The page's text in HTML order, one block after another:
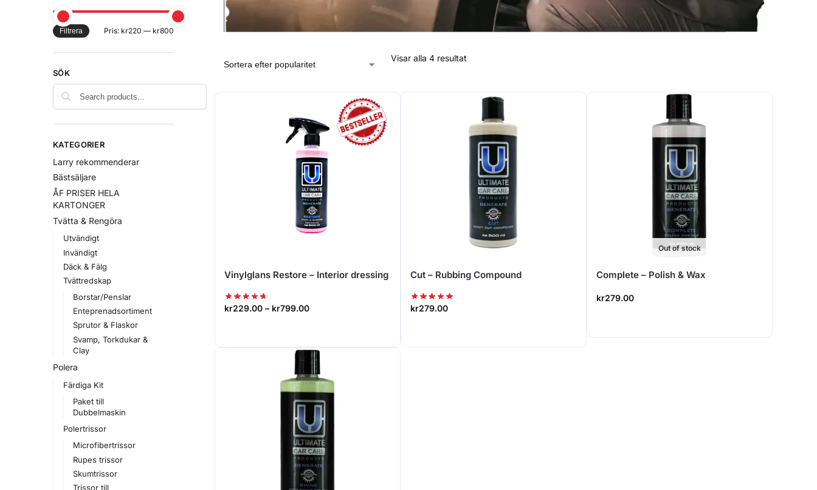
Visar alla 4 resultat
Vinylglans Restore – Interior dressing
kr229.00 – kr799.00
Cut – Rubbing Compound
kr279.00
Out of stock
Complete – Polish & Wax
kr279.00
Filtrera Pris: kr220 — kr800
SÖK
KATEGORIER
Larry rekommenderar
Bästsäljare
ÅF PRISER HELA
KARTONGER
Tvätta & Rengöra
Utvändigt
Invändigt
Däck & Fälg
Tvättredskap
Borstar/Penslar
Enteprenadsortiment
Sprutor & Flaskor
Svamp, Torkdukar &
Clay
Polera
Färdiga Kit
Paket till
Dubbelmaskin
Polertrissor
Microfibertrissor
Rupes trissor
Skumtrissor
Trissor till